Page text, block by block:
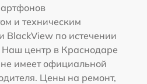
и техническим
BlackView по истечении
Наш центр в Краснодаре
имеет официальной
Цены на ремонт,